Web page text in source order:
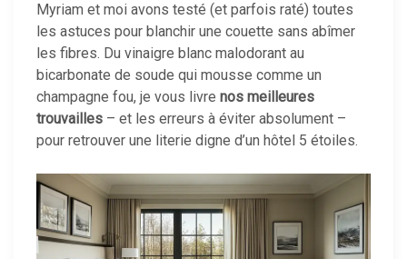
Myriam et moi avons testé (et parfois raté) toutes
les astuces pour blanchir une couette sans abîmer
les fibres. Du vinaigre blanc malodorant au
bicarbonate de soude qui mousse comme un
champagne fou, je vous livre nos meilleures
trouvailles – et les erreurs à éviter absolument –
pour retrouver une literie digne d’un hôtel 5 étoiles.